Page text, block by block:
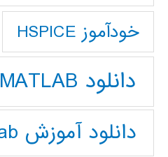
خودآموز HSPICE
دانلود MATLAB
دانلود آموزش Matlab